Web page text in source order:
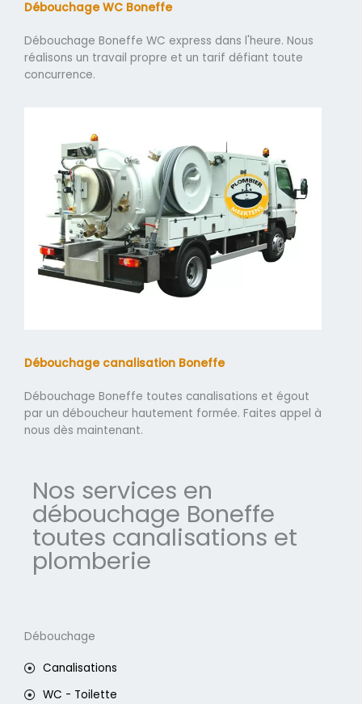
Débouchage WC Boneffe
Débouchage Boneffe WC express dans l'heure. Nous
réalisons un travail propre et un tarif défiant toute
concurrence.
Débouchage canalisation Boneffe
Débouchage Boneffe toutes canalisations et égout
par un déboucheur hautement formée. Faites appel à
nous dès maintenant.
Nos services en
débouchage Boneffe
toutes canalisations et
plomberie
Débouchage
Canalisations
WC - Toilette